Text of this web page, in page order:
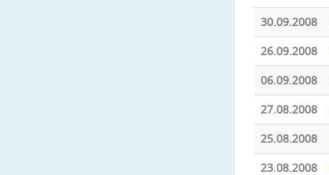
30.09.2008
26.09.2008
06.09.2008
27.08.2008
25.08.2008
23.08.2008